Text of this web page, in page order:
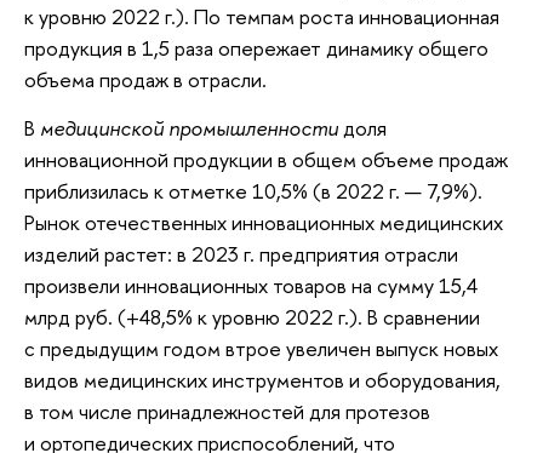
к уровню 2022 г.). По темпам роста инновационная
продукция в 1,5 раза опережает динамику общего
объема продаж в отрасли.
В медицинской промышленности доля
инновационной продукции в общем объеме продаж
приблизилась к отметке 10,5% (в 2022 г. — 7,9%).
Рынок отечественных инновационных медицинских
изделий растет: в 2023 г. предприятия отрасли
произвели инновационных товаров на сумму 15,4
млрд руб. (+48,5% к уровню 2022 г.). В сравнении
с предыдущим годом втрое увеличен выпуск новых
видов медицинских инструментов и оборудования,
в том числе принадлежностей для протезов
и ортопедических приспособлений, что